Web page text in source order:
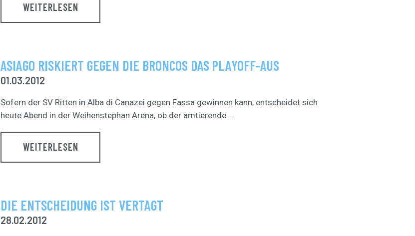
WEITERLESEN
ASIAGO RISKIERT GEGEN DIE BRONCOS DAS PLAYOFF-AUS
01.03.2012
Sofern der SV Ritten in Alba di Canazei gegen Fassa gewinnen kann, entscheidet sich
heute Abend in der Weihenstephan Arena, ob der amtierende ...
WEITERLESEN
DIE ENTSCHEIDUNG IST VERTAGT
28.02.2012